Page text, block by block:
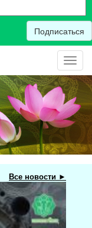
Подписаться
Все новости ►